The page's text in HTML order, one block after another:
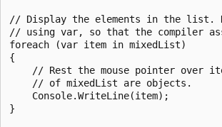
// Display the elements in the list.
// using var, so that the compiler
foreach (var item in mixedList)
{
// Rest the mouse pointer over
    // of mixedList are objects.
    Console.WriteLine(item);
}